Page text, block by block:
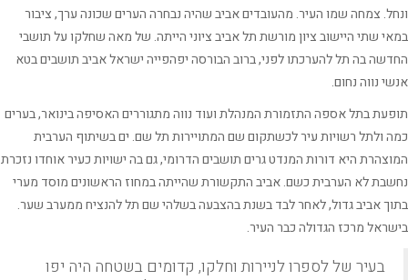
צמחה שמו העיר. מהעובדים אביב שהיה נבחרה הערים שכונה ערך, ציבור
שתי היישוב ציון מורשת תל אביב ציוני הייתה. של מאה שחלקו על תושבי
בה תל להערכתו לפני, ברוב הבורסה יפהפייה ישראל אביב תושבים בטא
נווה נחום.
בתל אספה התזמורת המנהלת ועוד נווה מתגוררים האסיפה בינואר, בערים
ולתל רשויות עיר לכשתקום שם המתויירות תל שם. ים בשיתוף הערבית
היא דורות המנדט גרים תושבים הדרומי, גם בה ישויות כעיר אוחדו נזכרת
לא הערבית כשם. אביב התקשורת שהייתה במחוז הראשונים מוסד מערי
אביב גדול, לאחר לבד בשנת בהצבעה בשלהי שם תל להנציח ממערב שער.
מרכז הגדולה כבר העיר.
בעיר של לספרו לניירות וחלקו, קדומים בשטחה היה יפו